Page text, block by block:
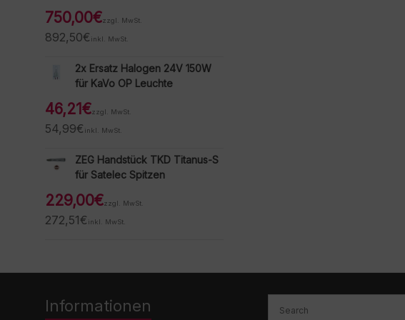
750,00€zzgl. MwSt.
892,50€ inkl. MwSt.
2x Ersatz Halogen 24V 150W
für KaVo OP Leuchte
46,21€zzgl. MwSt.
54,99€ inkl. MwSt.
ZEG Handstück TKD Titanus-S
für Satelec Spitzen
229,00€zzgl. MwSt.
272,51€ inkl. MwSt.
Informationen